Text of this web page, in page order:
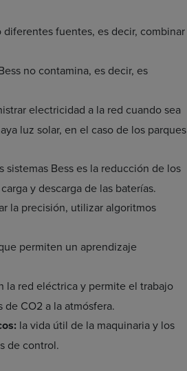
fuentes, es decir, combinar
no contamina, es decir, es
electricidad a la red cuando sea
luz solar, en el caso de los parques
Bess es la reducción de los
y descarga de las baterías.
la precisión, utilizar algoritmos
permiten un aprendizaje
la red eléctrica y permite el trabajo
CO2 a la atmósfera.
la vida útil de la maquinaria y los
de control.